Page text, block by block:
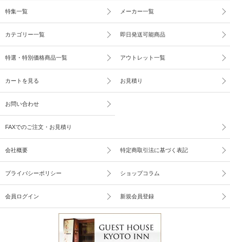
特集一覧 メーカー一覧
カテゴリー一覧 即日発送可能商品
特選・特別価格商品一覧 アウトレット一覧
カートを見る お見積り
お問い合わせ
FAXでのご注文・お見積り
会社概要 特定商取引法に基づく表記
プライバシーポリシー ショップコラム
会員ログイン 新規会員登録